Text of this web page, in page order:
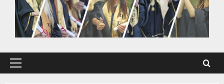
Primary